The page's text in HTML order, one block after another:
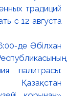
де Әбілхан
палитрасы:
Қазақстан